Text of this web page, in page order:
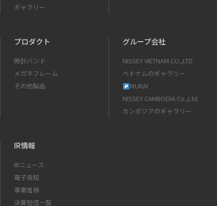
ギャラリー
プロダクト
時計バンド
メガネフレーム
その他製品
グループ会社
NISSEY VIETNAM CO.,LTD
ベトナムのギャラリー
MURAI
NISSEY CAMBODIA Co.,Ltd
カンボジアのギャラリー
IR情報
IRニュース
電子告知
事業推移
決算短信一覧